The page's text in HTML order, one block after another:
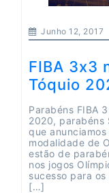
Junho 12, 2017
FIBA 3x3
Tóquio
Parabéns FIBA
2020, parabéns
que
modalidade de
estão de
nos jogos
sucesso para
[…]